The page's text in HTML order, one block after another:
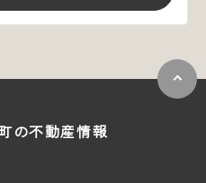
の不動産情報